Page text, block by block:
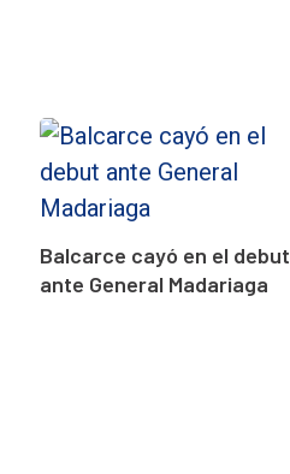
Balcarce cayó en el debut
ante General Madariaga